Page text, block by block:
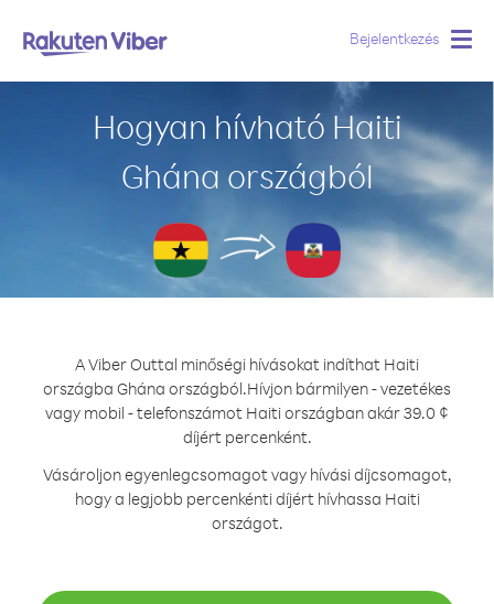
Bejelentkezés
Hogyan hívható Haiti
Ghána országból
A Viber Outtal minőségi hívásokat indíthat Haiti
országba Ghána országból.Hívjon bármilyen - vezetékes
vagy mobil - telefonszámot Haiti országban akár 39.0 ¢
díjért percenként.
Vásároljon egyenlegcsomagot vagy hívási díjcsomagot,
hogy a legjobb percenkénti díjért hívhassa Haiti
országot.